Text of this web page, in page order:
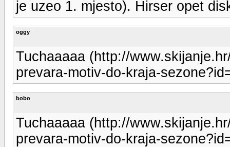
je uzeo 1. mjesto). Hirser opet
oggy
Tuchaaaaa (http://
prevara-motiv-do-kraja-
bobo
Tuchaaaaa (http://
prevara-motiv-do-kraja-